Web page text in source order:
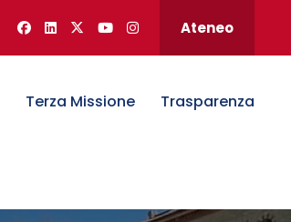
Ateneo
Terza Missione Trasparenza